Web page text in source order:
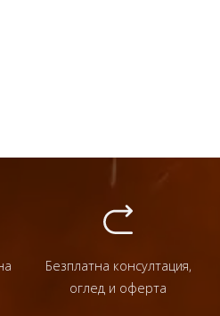
Безплатна консултация,
оглед и оферта